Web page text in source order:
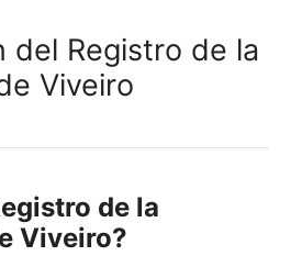
del Registro de la
Viveiro
de la
Viveiro?